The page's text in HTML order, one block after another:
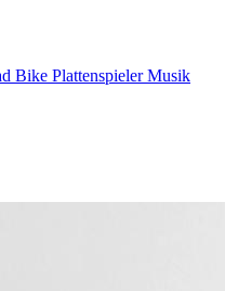
Bike Plattenspieler Musik